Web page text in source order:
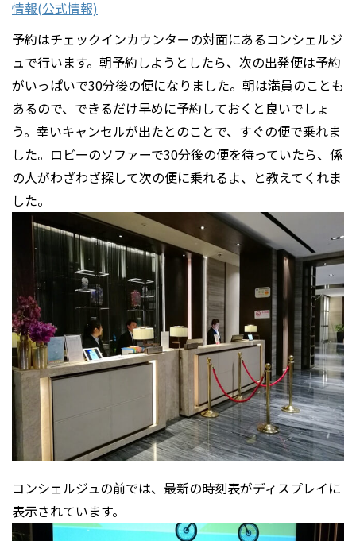
情報(公式情報)
予約はチェックインカウンターの対面にあるコンシェルジ
ュで行います。朝予約しようとしたら、次の出発便は予約
がいっぱいで30分後の便になりました。朝は満員のことも
あるので、できるだけ早めに予約しておくと良いでしょ
う。幸いキャンセルが出たとのことで、すぐの便で乗れま
した。ロビーのソファーで30分後の便を待っていたら、係
の人がわざわざ探して次の便に乗れるよ、と教えてくれま
した。
コンシェルジュの前では、最新の時刻表がディスプレイに
表示されています。